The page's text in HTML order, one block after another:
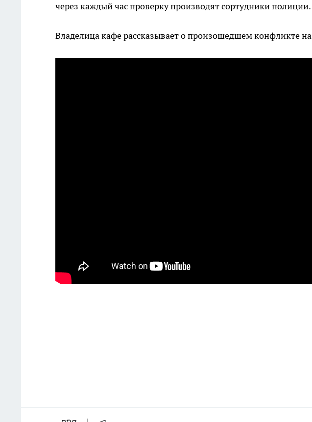
через каждый час проверку производят сортудники полиции.
Владелица кафе рассказывает о произошедшем конфликте на